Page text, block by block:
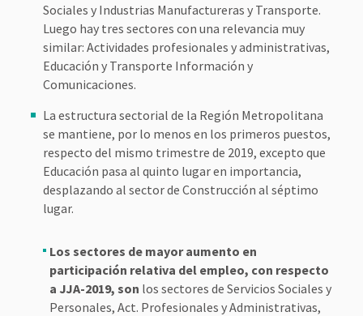
Sociales y Industrias Manufactureras y Transporte.
Luego hay tres sectores con una relevancia muy
similar: Actividades profesionales y administrativas,
Educación y Transporte Información y
Comunicaciones.
La estructura sectorial de la Región Metropolitana
se mantiene, por lo menos en los primeros puestos,
respecto del mismo trimestre de 2019, excepto que
Educación pasa al quinto lugar en importancia,
desplazando al sector de Construcción al séptimo
lugar.
Los sectores de mayor aumento en
participación relativa del empleo, con respecto
a JJA-2019, son los sectores de Servicios Sociales y
Personales, Act. Profesionales y Administrativas,